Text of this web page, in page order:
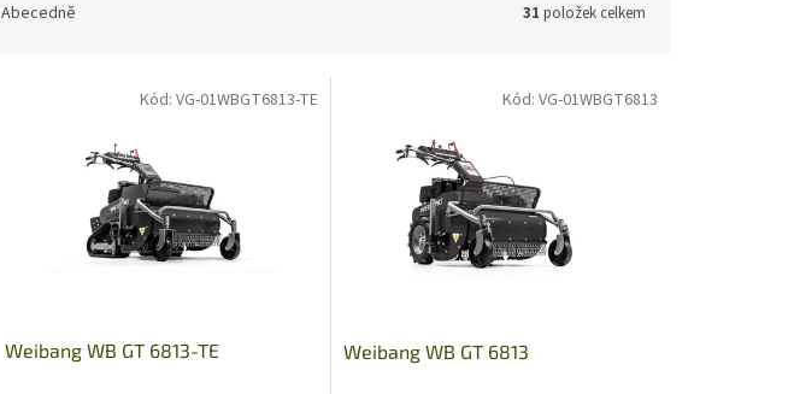
Abecedně 31 položek celkem
Weibang WB GT 6813-TE
Kód: VG-01WBGT6813-TE
Weibang WB GT 6813
Kód: VG-01WBGT6813